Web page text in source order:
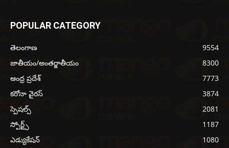
POPULAR CATEGORY
తెలంగాణ
9554
జాతీయం/అంతర్జాతీయం
8300
ఆంధ్ర ప్రదేశ్
7773
కరోనా వైరస్
3874
స్పెషల్స్
2081
స్పోర్ట్స్
1187
ఎడ్యుకేషన్
1080